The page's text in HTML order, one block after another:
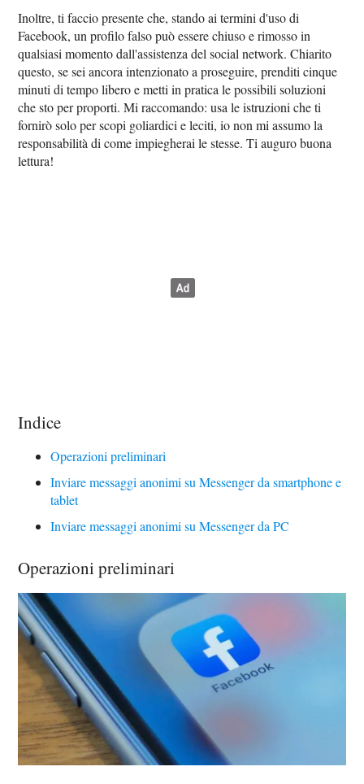
Inoltre, ti faccio presente che, stando ai termini d'uso di
Facebook, un profilo falso può essere chiuso e rimosso in
qualsiasi momento dall'assistenza del social network. Chiarito
questo, se sei ancora intenzionato a proseguire, prenditi cinque
minuti di tempo libero e metti in pratica le possibili soluzioni
che sto per proporti. Mi raccomando: usa le istruzioni che ti
fornirò solo per scopi goliardici e leciti, io non mi assumo la
responsabilità di come impiegherai le stesse. Ti auguro buona
lettura!
Indice
Operazioni preliminari
Inviare messaggi anonimi su Messenger da smartphone e
tablet
Inviare messaggi anonimi su Messenger da PC
Operazioni preliminari